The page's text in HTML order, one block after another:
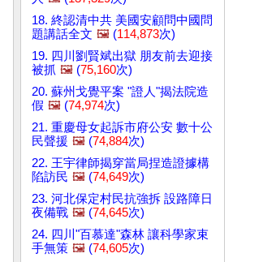
18. 終認清中共 美國安顧問中國問
題講話全文 🖼️ (114,873次)
19. 四川劉賢斌出獄 朋友前去迎接
被抓 🖼️ (75,160次)
20. 蘇州戈覺平案 "證人"揭法院造
假 🖼️ (74,974次)
21. 重慶母女起訴市府公安 數十公
民聲援 🖼️ (74,884次)
22. 王宇律師揭穿當局捏造證據構
陷訪民 🖼️ (74,649次)
23. 河北保定村民抗強拆 設路障日
夜備戰 🖼️ (74,645次)
24. 四川"百慕達"森林 讓科學家束
手無策 🖼️ (74,605次)